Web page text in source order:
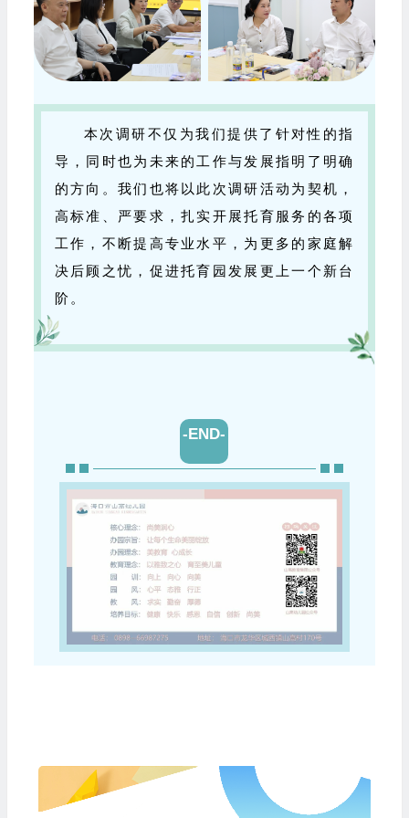
本次调研不仅为我们提供了针对性的指
导，同时也为未来的工作与发展指明了明确
的方向。我们也将以此次调研活动为契机，
高标准、严要求，扎实开展托育服务的各项
工作，不断提高专业水平，为更多的家庭解
决后顾之忧，促进托育园发展更上一个新台
阶。
-END-